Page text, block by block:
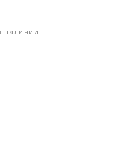
наличии